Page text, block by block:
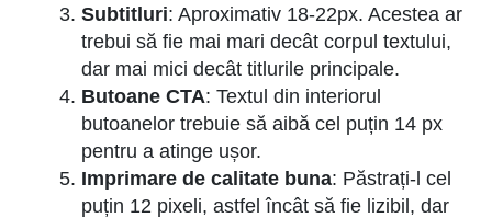
Subtitluri: Aproximativ 18-22px. Acestea ar
trebui să fie mai mari decât corpul textului,
dar mai mici decât titlurile principale.
Butoane CTA: Textul din interiorul
butoanelor trebuie să aibă cel puțin 14 px
pentru a atinge ușor.
Imprimare de calitate buna: Păstrați-l cel
puțin 12 pixeli, astfel încât să fie lizibil, dar